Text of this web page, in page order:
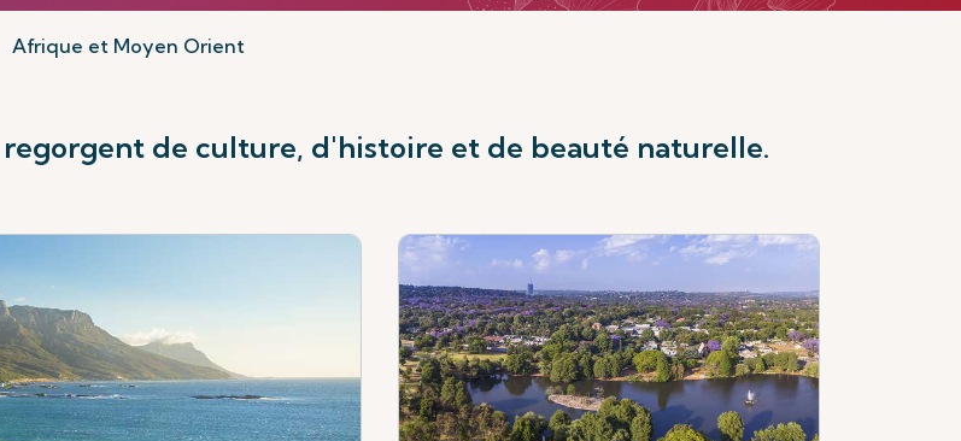
Afrique et Moyen Orient
de culture, d'histoire et de beauté naturelle.